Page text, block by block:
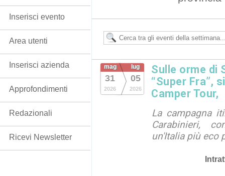
mag
31
2026
lug
05
2026
Sulle orme di
“Super Fra”,
Camper Tour,
La campagna
Carabinieri,
un'Italia più eco
Inserisci evento
Area utenti
Inserisci azienda
Approfondimenti
Redazionali
Ricevi Newsletter